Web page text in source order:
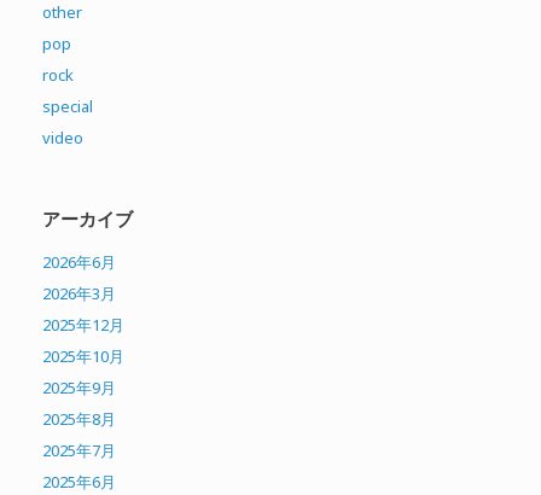
other
pop
rock
special
video
アーカイブ
2026年6月
2026年3月
2025年12月
2025年10月
2025年9月
2025年8月
2025年7月
2025年6月